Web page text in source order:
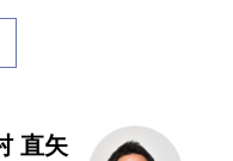
直矢